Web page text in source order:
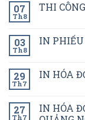
07
Th8
THI
03
Th8
IN
29
Th7
IN HÓA
27
Th7
IN HÓA